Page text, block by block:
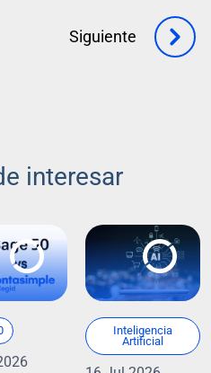
Siguiente
interesar
Inteligencia
Artificial